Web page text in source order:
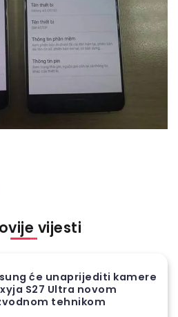
vijesti
će unaprijediti kamere
S27 Ultra novom
tehnikom